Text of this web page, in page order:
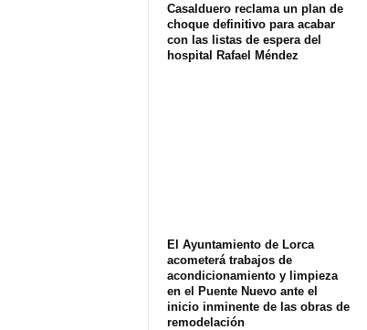
Casalduero reclama un plan de
choque definitivo para acabar
con las listas de espera del
hospital Rafael Méndez
El Ayuntamiento de Lorca
acometerá trabajos de
acondicionamiento y limpieza
en el Puente Nuevo ante el
inicio inminente de las obras de
remodelación